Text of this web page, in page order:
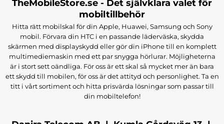
TheMobileStore.se - Det självklara valet för
mobiltillbehör
Hitta rätt mobilskal för din Apple, Huawei, Samsung och Sony
mobil. Förvara din HTC i en passande läderväska, skydda
skärmen med displayskydd eller gör din iPhone till en komplett
multimediemaskin med ett par snygga hörlurar. Möjligheterna
är i stort sett oändliga. För oss är ett skal så mycket mer än bara
ett skydd till mobilen, för oss är det attityd och personlighet. Ta en
titt i vårt sortiment och hitta prisvärda lösningar som passar till
din mobiltelefon!